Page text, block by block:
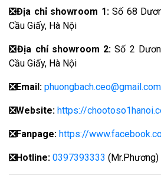
❎Địa chỉ showroom 1:Số 68
Cầu Giấy, Hà Nội
❎Địa chỉ showroom 2:Số 2
Cầu Giấy, Hà Nội
❎Email: phuongbach.ceo@gmail.com
❎Website: https://
❎Fanpage: https://
❎Hotline: 0397393333 (Mr.Phương)